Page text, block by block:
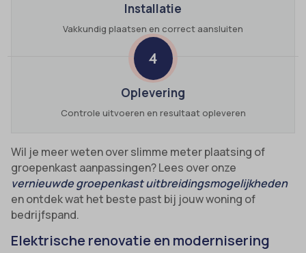
Installatie
Vakkundig plaatsen en correct aansluiten
4
Oplevering
Controle uitvoeren en resultaat opleveren
Wil je meer weten over slimme meter plaatsing of
groepenkast aanpassingen? Lees over onze
vernieuwde groepenkast uitbreidingsmogelijkheden
en ontdek wat het beste past bij jouw woning of
bedrijfspand.
Elektrische renovatie en modernisering